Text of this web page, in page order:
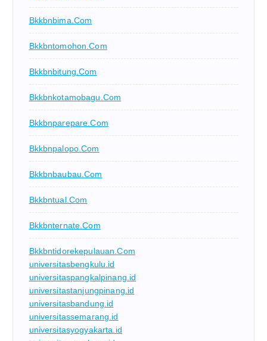
Bkkbnbima.com
Bkkbntomohon.com
Bkkbnbitung.com
Bkkbnkotamobagu.com
Bkkbnparepare.com
Bkkbnpalopo.com
Bkkbnbaubau.com
Bkkbntual.com
Bkkbnternate.com
Bkkbntidorekepulauan.com
universitasbengkulu.id
universitaspangkalpinang.id
universitastanjungpinang.id
universitasbandung.id
universitassemarang.id
universitasyogyakarta.id